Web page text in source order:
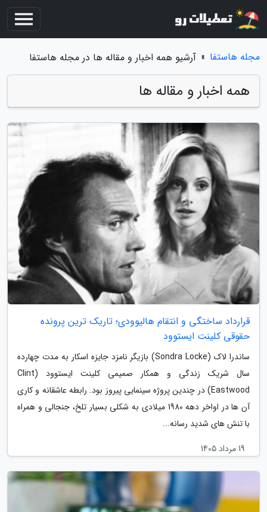
مجله هاستفا » آرشیو همه اخبار و مقاله ها در مجله هاستفا
همه اخبار و مقاله ها
قرارداد ساختگی و انتقام هالیوودی؛ تاریک ترین پرونده
حقوقی کلینت ایستوود
ساندرا لاک (Sondra Locke) بازیگر نامزد جایزه اسکار به مدت چهارده
سال شریک زندگی و همکار صمیمی کلینت ایستوود (Clint
Eastwood) در چندین پروژه سینمایی پیروز بود. رابطه عاشقانه و کاری
آن ها در اواخر دهه 1980 میلادی به شکلی بسیار تلخ، جنجالی و همراه
با تنش های شدید رسانه...
19 مرداد 1405